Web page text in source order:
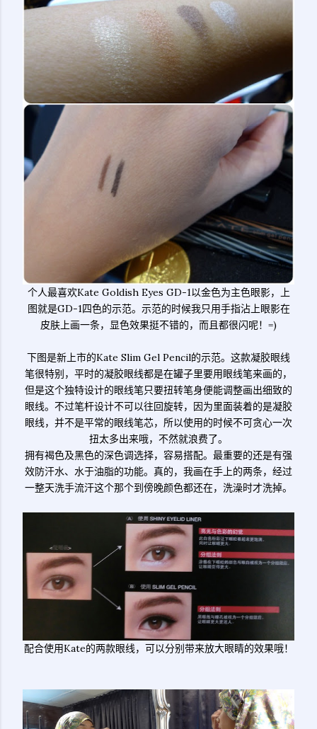
个人最喜欢Kate Goldish Eyes GD-1以金色为主色眼影，上
图就是GD-1四色的示范。示范的时候我只用手指沾上眼影在
皮肤上画一条，显色效果挺不错的，而且都很闪呢！=)
下图是新上市的Kate Slim Gel Pencil的示范。这款凝胶眼线
笔很特别，平时的凝胶眼线都是在罐子里要用眼线笔来画的，
但是这个独特设计的眼线笔只要扭转笔身便能调整画出细致的
眼线。不过笔杆设计不可以往回旋转，因为里面装着的是凝胶
眼线，并不是平常的眼线笔芯，所以使用的时候不可贪心一次
扭太多出来哦，不然就浪费了。
拥有褐色及黑色的深色调选择，容易搭配。最重要的还是有强
效防汗水、水于油脂的功能。真的，我画在手上的两条，经过
一整天洗手流汗这个那个到傍晚颜色都还在，洗澡时才洗掉。
配合使用Kate的两款眼线，可以分别带来放大眼睛的效果哦！